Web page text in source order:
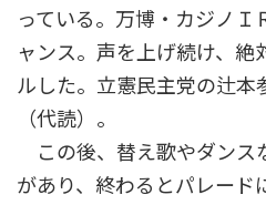
っている。万博・カジノＩ
ャンス。声を上げ続け、絶
ルした。立憲民主党の辻本
（代読）。
この後、替え歌やダンス
があり、終わるとパレード